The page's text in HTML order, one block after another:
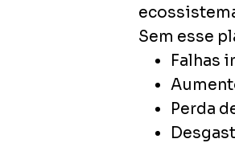
Sem esse
Falhas
Perda